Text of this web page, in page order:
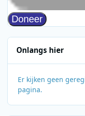
Onlangs hier
Er kijken geen
pagina.